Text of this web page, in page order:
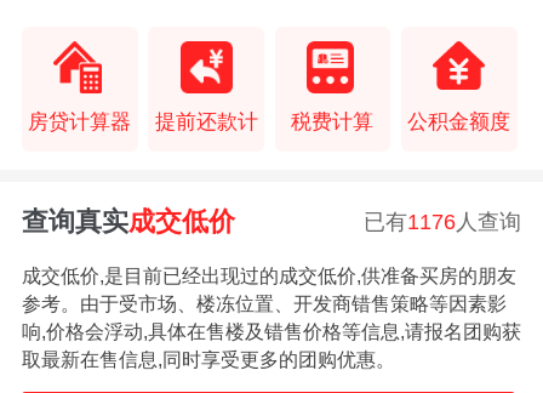
房贷计算器 提前还款计 税费计算 公积金额度
查询真实成交低价 已有1176人查询
成交低价,是目前已经出现过的成交低价,供准备买房的朋友
参考。由于受市场、楼冻位置、开发商错售策略等因素影
响,价格会浮动,具体在售楼及错售价格等信息,请报名团购获
取最新在售信息,同时享受更多的团购优惠。